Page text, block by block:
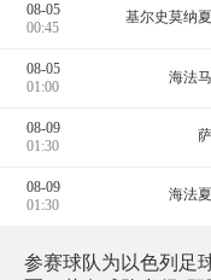
08-05
00:45
基尔史莫纳
08-05
01:00
海法
08-09
01:30
08-09
01:30
海法
参赛球队为以色列足